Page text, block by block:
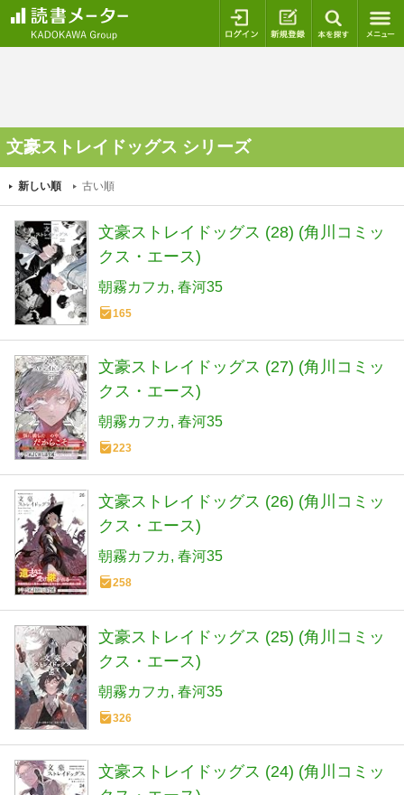
ログイン 新規登録
文豪ストレイドッグス シリーズ
新しい順 古い順
文豪ストレイドッグス (28) (角川コミッ
クス・エース)
朝霧カフカ 春河35
165
文豪ストレイドッグス (27) (角川コミッ
クス・エース)
朝霧カフカ 春河35
223
文豪ストレイドッグス (26) (角川コミッ
クス・エース)
朝霧カフカ 春河35
258
文豪ストレイドッグス (25) (角川コミッ
クス・エース)
朝霧カフカ 春河35
326
文豪ストレイドッグス (24) (角川コミッ